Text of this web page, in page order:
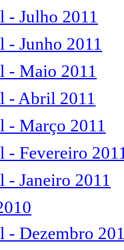
Julho 2011
Junho 2011
- Maio 2011
- Abril 2011
- Março 2011
Fevereiro
Janeiro 2011
Dezembro